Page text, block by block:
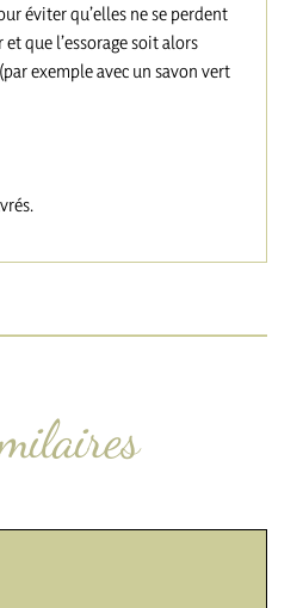
éviter qu’elles ne se perdent
que l’essorage soit alors
exemple avec un savon vert